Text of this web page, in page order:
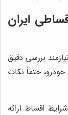
ایران
بررسی دقیق
حتماً نکات
اقساط ارائه